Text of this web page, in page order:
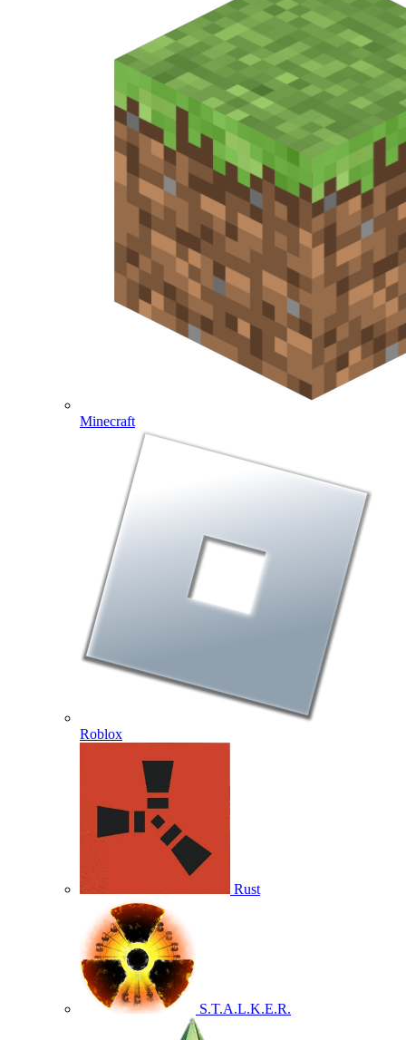
Minecraft
Roblox
Rust
S.T.A.L.K.E.R.